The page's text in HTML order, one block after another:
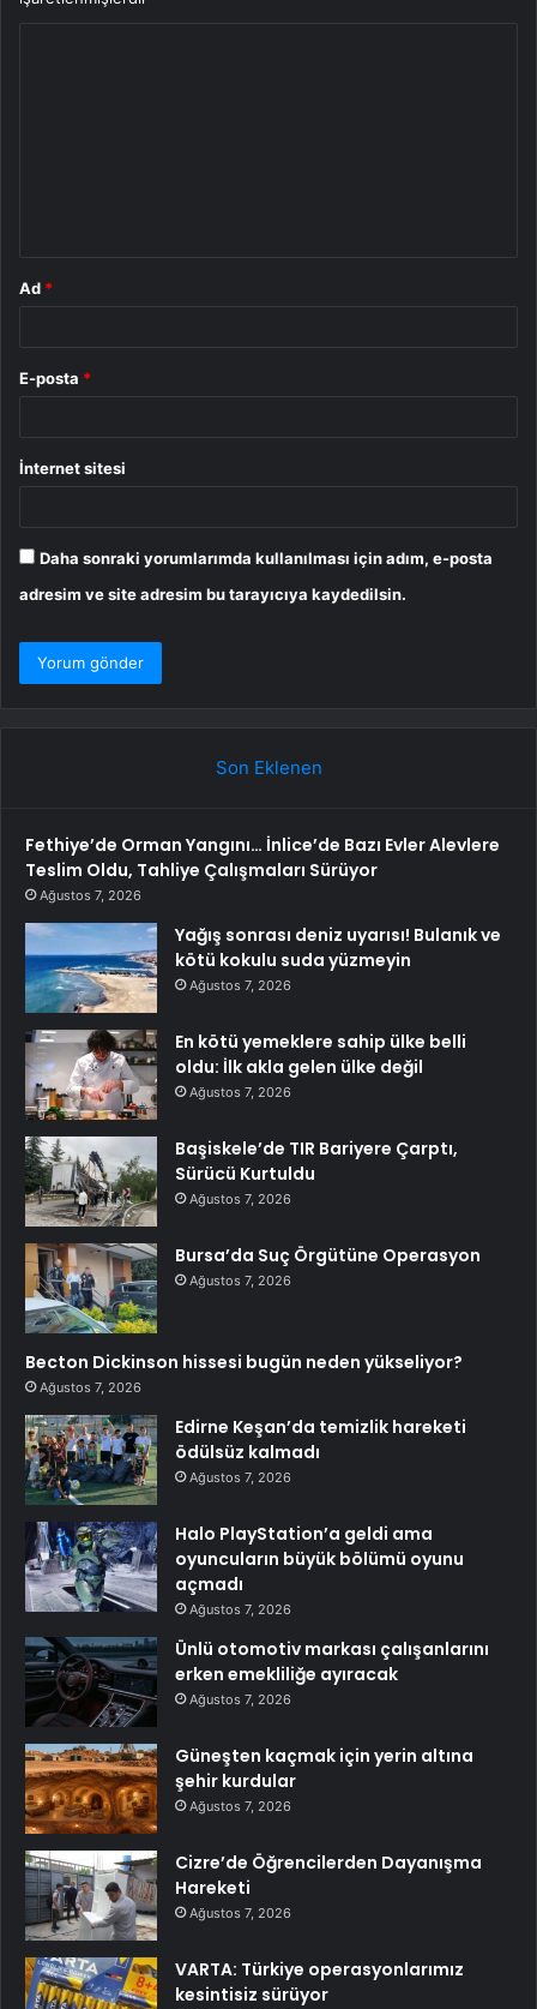
Ad *
E-posta *
İnternet sitesi
Daha sonraki yorumlarımda kullanılması için adım, e-posta
adresim ve site adresim bu tarayıcıya kaydedilsin.
Son Eklenen
Fethiye’de Orman Yangını… İnlice’de Bazı Evler Alevlere
Teslim Oldu, Tahliye Çalışmaları Sürüyor
Ağustos 7, 2026
Yağış sonrası deniz uyarısı! Bulanık ve
kötü kokulu suda yüzmeyin
Ağustos 7, 2026
En kötü yemeklere sahip ülke belli
oldu: İlk akla gelen ülke değil
Ağustos 7, 2026
Başiskele’de TIR Bariyere Çarptı,
Sürücü Kurtuldu
Ağustos 7, 2026
Bursa’da Suç Örgütüne Operasyon
Ağustos 7, 2026
Becton Dickinson hissesi bugün neden yükseliyor?
Ağustos 7, 2026
Edirne Keşan’da temizlik hareketi
ödülsüz kalmadı
Ağustos 7, 2026
Halo PlayStation’a geldi ama
oyuncuların büyük bölümü oyunu
açmadı
Ağustos 7, 2026
Ünlü otomotiv markası çalışanlarını
erken emekliliğe ayıracak
Ağustos 7, 2026
Güneşten kaçmak için yerin altına
şehir kurdular
Ağustos 7, 2026
Cizre’de Öğrencilerden Dayanışma
Hareketi
Ağustos 7, 2026
VARTA: Türkiye operasyonlarımız
kesintisiz sürüyor